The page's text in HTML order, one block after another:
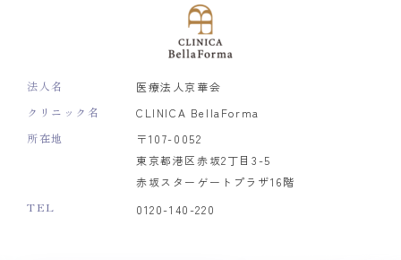
法人名
医療法人京華会
クリニック名
CLINICA BellaForma
所在地
〒107-0052
東京都港区赤坂2丁目3-5
赤坂スターゲートプラザ16階
TEL
0120-140-220